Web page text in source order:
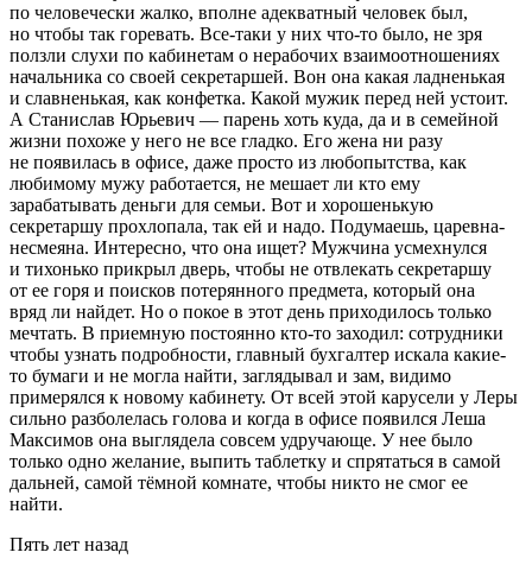
по человечески жалко, вполне адекватный человек был,
но чтобы так горевать. Все-таки у них что-то было, не зря
ползли слухи по кабинетам о нерабочих взаимоотношениях
начальника со своей секретаршей. Вон она какая ладненькая
и славненькая, как конфетка. Какой мужик перед ней устоит.
А Станислав Юрьевич — парень хоть куда, да и в семейной
жизни похоже у него не все гладко. Его жена ни разу
не появилась в офисе, даже просто из любопытства, как
любимому мужу работается, не мешает ли кто ему
зарабатывать деньги для семьи. Вот и хорошенькую
секретаршу прохлопала, так ей и надо. Подумаешь, царевна-
несмеяна. Интересно, что она ищет? Мужчина усмехнулся
и тихонько прикрыл дверь, чтобы не отвлекать секретаршу
от ее горя и поисков потерянного предмета, который она
вряд ли найдет. Но о покое в этот день приходилось только
мечтать. В приемную постоянно кто-то заходил: сотрудники
чтобы узнать подробности, главный бухгалтер искала какие-
то бумаги и не могла найти, заглядывал и зам, видимо
примерялся к новому кабинету. От всей этой карусели у Леры
сильно разболелась голова и когда в офисе появился Леша
Максимов она выглядела совсем удручающе. У нее было
только одно желание, выпить таблетку и спрятаться в самой
дальней, самой тёмной комнате, чтобы никто не смог ее
найти.
Пять лет назад